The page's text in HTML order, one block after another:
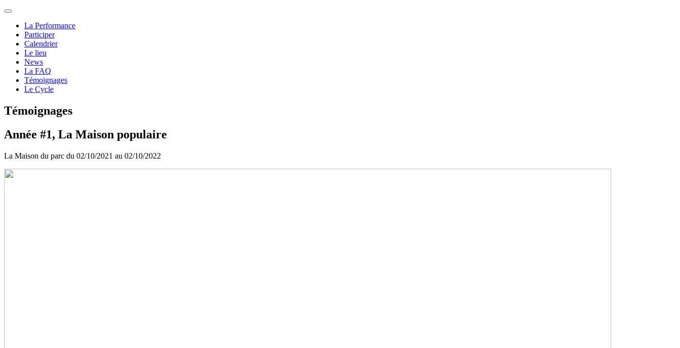
La Performance
Participer
Calendrier
Le lieu
News
La FAQ
Témoignages
Le Cycle
Témoignages
Année #1, La Maison populaire
La Maison du parc du 02/10/2021 au 02/10/2022